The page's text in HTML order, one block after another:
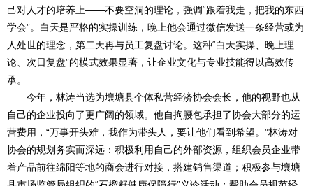
己对人才的培养上——不要空洞的理论，强调“跟着我走，把我的东西
学会”。白天是严格的实操训练，晚上他会通过微信发送一条经营或为
人处世的理念，第二天再与员工复盘讨论。这种“白天实操、晚上理
论、次日复盘”的模式效果显著，让企业文化与专业技能得以高效传
承。
今年，林涛当选为壤塘县个体私营经济协会会长，他的视野也从
自己的企业投向了更广阔的领域。他自掏腰包承担了协会大部分的运
营费用，“万事开头难，我作为带头人，要让他们看到希望。”林涛对
协会的规划务实而深远：积极利用自己的外部资源，组织会员企业带
着产品前往绵阳等地的商会进行对接，搭建销售渠道；积极参与壤塘